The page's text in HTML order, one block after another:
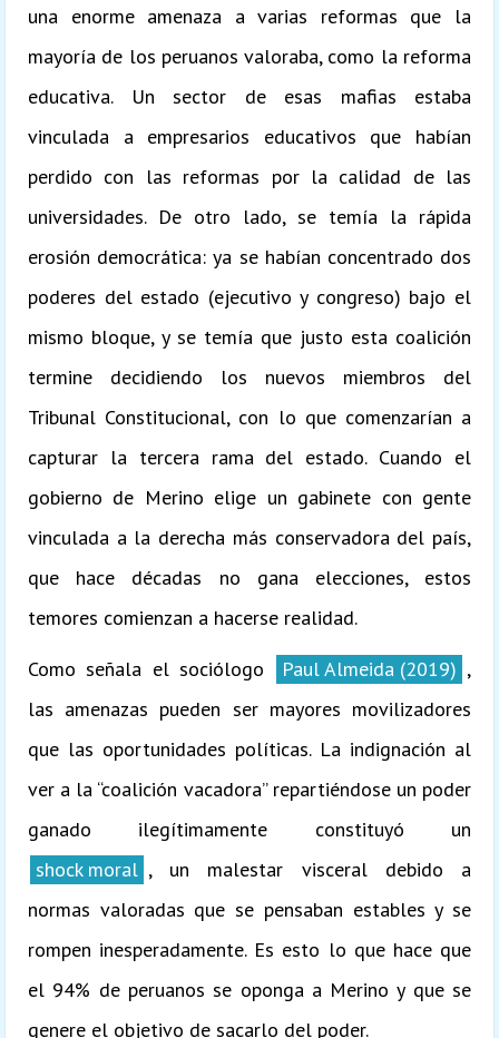
una enorme amenaza a varias reformas que la
mayoría de los peruanos valoraba, como la reforma
educativa. Un sector de esas mafias estaba
vinculada a empresarios educativos que habían
perdido con las reformas por la calidad de las
universidades. De otro lado, se temía la rápida
erosión democrática: ya se habían concentrado dos
poderes del estado (ejecutivo y congreso) bajo el
mismo bloque, y se temía que justo esta coalición
termine decidiendo los nuevos miembros del
Tribunal Constitucional, con lo que comenzarían a
capturar la tercera rama del estado. Cuando el
gobierno de Merino elige un gabinete con gente
vinculada a la derecha más conservadora del país,
que hace décadas no gana elecciones, estos
temores comienzan a hacerse realidad.
Como señala el sociólogo
Paul Almeida (2019) ,
las amenazas pueden ser mayores movilizadores
que las oportunidades políticas. La indignación al
ver a la “coalición vacadora” repartiéndose un poder
ganado ilegítimamente constituyó un
shock moral , un malestar visceral debido a
normas valoradas que se pensaban estables y se
rompen inesperadamente. Es esto lo que hace que
el 94% de peruanos se oponga a Merino y que se
genere el objetivo de sacarlo del poder.